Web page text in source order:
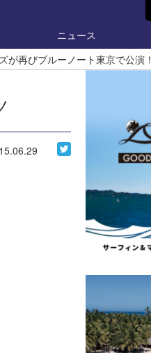
ニュース
が再びブルーノート東京で公演！